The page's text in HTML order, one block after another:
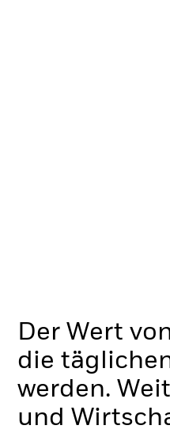
Der Wert
die
werden.
und